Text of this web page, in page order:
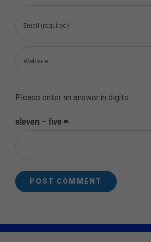
Please enter an answer in digits:
eleven − five =